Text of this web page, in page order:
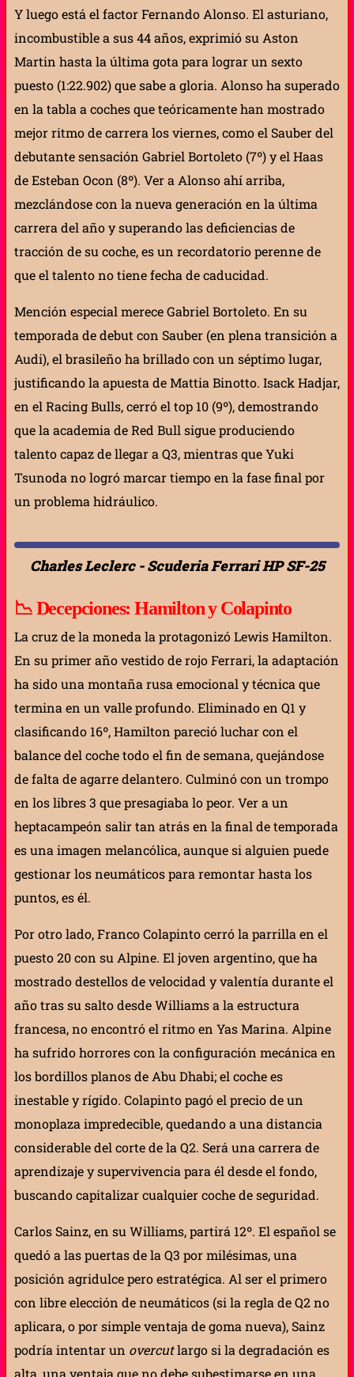
Y luego está el factor Fernando Alonso. El asturiano,
incombustible a sus 44 años, exprimió su Aston
Martin hasta la última gota para lograr un sexto
puesto (1:22.902) que sabe a gloria. Alonso ha superado
en la tabla a coches que teóricamente han mostrado
mejor ritmo de carrera los viernes, como el Sauber del
debutante sensación Gabriel Bortoleto (7º) y el Haas
de Esteban Ocon (8º). Ver a Alonso ahí arriba,
mezclándose con la nueva generación en la última
carrera del año y superando las deficiencias de
tracción de su coche, es un recordatorio perenne de
que el talento no tiene fecha de caducidad.
Mención especial merece Gabriel Bortoleto. En su
temporada de debut con Sauber (en plena transición a
Audi), el brasileño ha brillado con un séptimo lugar,
justificando la apuesta de Mattia Binotto. Isack Hadjar,
en el Racing Bulls, cerró el top 10 (9º), demostrando
que la academia de Red Bull sigue produciendo
talento capaz de llegar a Q3, mientras que Yuki
Tsunoda no logró marcar tiempo en la fase final por
un problema hidráulico.
Charles Leclerc - Scuderia Ferrari HP SF-25
📉Decepciones: Hamilton y Colapinto
La cruz de la moneda la protagonizó Lewis Hamilton.
En su primer año vestido de rojo Ferrari, la adaptación
ha sido una montaña rusa emocional y técnica que
termina en un valle profundo. Eliminado en Q1 y
clasificando 16º, Hamilton pareció luchar con el
balance del coche todo el fin de semana, quejándose
de falta de agarre delantero. Culminó con un trompo
en los libres 3 que presagiaba lo peor. Ver a un
heptacampeón salir tan atrás en la final de temporada
es una imagen melancólica, aunque si alguien puede
gestionar los neumáticos para remontar hasta los
puntos, es él.
Por otro lado, Franco Colapinto cerró la parrilla en el
puesto 20 con su Alpine. El joven argentino, que ha
mostrado destellos de velocidad y valentía durante el
año tras su salto desde Williams a la estructura
francesa, no encontró el ritmo en Yas Marina. Alpine
ha sufrido horrores con la configuración mecánica en
los bordillos planos de Abu Dhabi; el coche es
inestable y rígido. Colapinto pagó el precio de un
monoplaza impredecible, quedando a una distancia
considerable del corte de la Q2. Será una carrera de
aprendizaje y supervivencia para él desde el fondo,
buscando capitalizar cualquier coche de seguridad.
Carlos Sainz, en su Williams, partirá 12º. El español se
quedó a las puertas de la Q3 por milésimas, una
posición agridulce pero estratégica. Al ser el primero
con libre elección de neumáticos (si la regla de Q2 no
aplicara, o por simple ventaja de goma nueva), Sainz
podría intentar un overcutlargo si la degradación es
alta, una ventaja que no debe subestimarse en una